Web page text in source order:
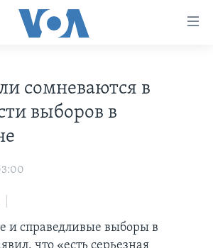
ИСТОРИЯ
сомневаются в
выборов в
и справедливые выборы в